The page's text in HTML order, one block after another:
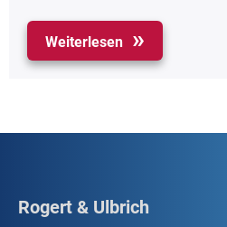
Weiterlesen
Rogert & Ulbrich